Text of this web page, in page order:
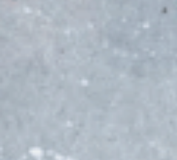
Ce que j'aimerais créer...